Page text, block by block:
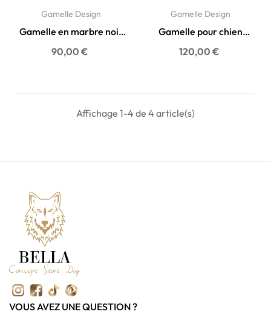
Gamelle Design
Gamelle en marbre noir
pour chien & chat -...
90,00 €
Gamelle Design
Gamelle pour chien
marbre de carrare
véritable...
120,00 €
Affichage 1-4 de 4 article(s)
VOUS AVEZ UNE QUESTION ?